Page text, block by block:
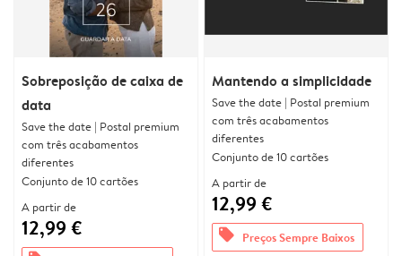
Sobreposição de caixa de
data
Save the date | Postal premium
com três acabamentos
diferentes
Conjunto de 10 cartões
A partir de
12,99 €
Mantendo a simplicidade
Save the date | Postal premium
com três acabamentos
diferentes
Conjunto de 10 cartões
A partir de
12,99 €
offers Preços Sempre Baixos